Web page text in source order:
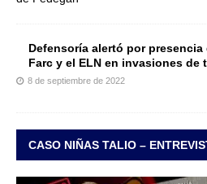
Defensoría alertó por
Farc y el ELN en invasiones de
8 de septiembre de 2022
CASO NIÑAS TALIO –